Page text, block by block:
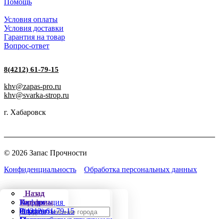
Назад
Города
Назад
Каталог
Стропы
Назад
Информация
Реквизиты
Назад
Телефоны
8(4212) 61-79-15
Помощь
Условия оплаты
Условия доставки
Гарантия на товар
Вопрос-ответ
8(4212) 61-79-15
khv@zapas-pro.ru
khv@svarka-strop.ru
г. Хабаровск
© 2026 Запас Прочности
Конфиденциальность
Обработка персональных данных